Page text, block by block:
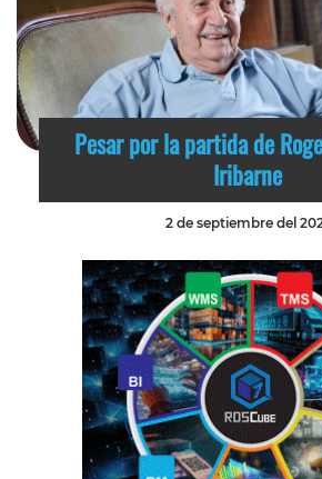
Pesar por la partida de
Iribarne
2 de septiembre del